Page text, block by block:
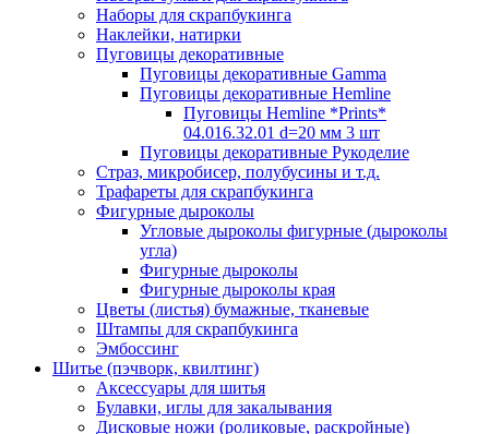
Наборы для скрапбукинга
Наклейки, натирки
Пуговицы декоративные
Пуговицы декоративные Gamma
Пуговицы декоративные Hemline
Пуговицы Hemline *Prints*
04.016.32.01 d=20 мм 3 шт
Пуговицы декоративные Рукоделие
Страз, микробисер, полубусины и т.д.
Трафареты для скрапбукинга
Фигурные дыроколы
Угловые дыроколы фигурные (дыроколы
угла)
Фигурные дыроколы
Фигурные дыроколы края
Цветы (листья) бумажные, тканевые
Штампы для скрапбукинга
Эмбоссинг
Шитье (пэчворк, квилтинг)
Аксессуары для шитья
Булавки, иглы для закалывания
Дисковые ножи (роликовые, раскройные)